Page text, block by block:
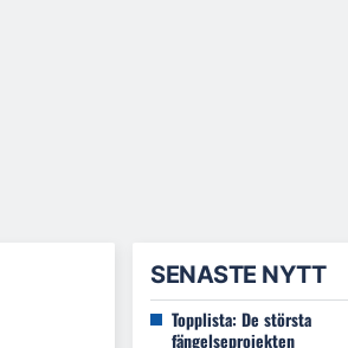
SENASTE NYTT
Topplista: De största
fängelseprojekten